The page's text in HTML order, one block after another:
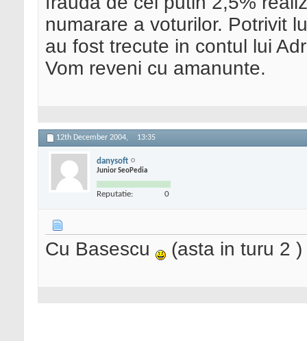
numarare a voturilor. Potrivit
au fost trecute in contul lui
Vom reveni cu amanunte.
12th December 2004, 13:35
danysoft
Junior SeoPedia
Reputatie: 0
Cu Basescu (asta in turu 2 )